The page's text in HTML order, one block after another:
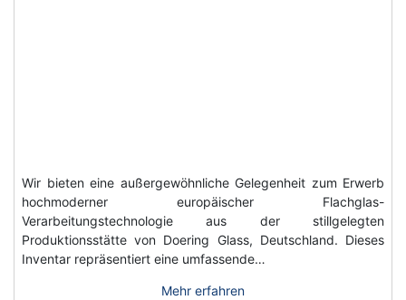
Wir bieten eine außergewöhnliche Gelegenheit zum Erwerb
hochmoderner europäischer Flachglas-
Verarbeitungstechnologie aus der stillgelegten
Produktionsstätte von Doering Glass, Deutschland. Dieses
Inventar repräsentiert eine umfassende…
Mehr erfahren